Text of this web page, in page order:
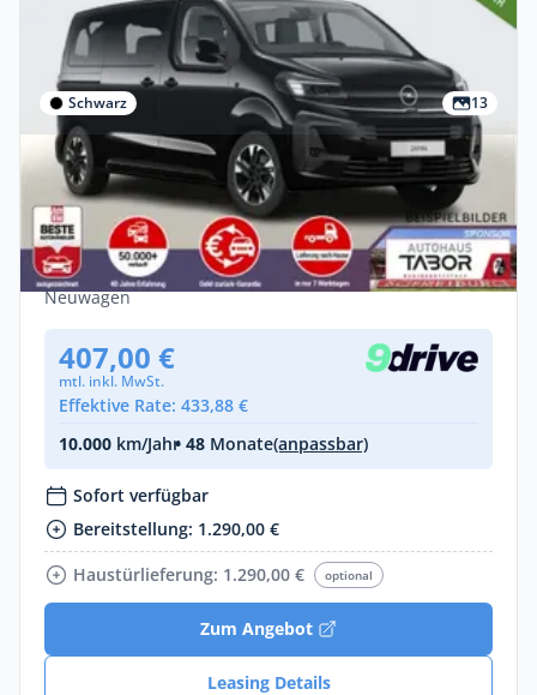
Schwarz 13
Privat
Opel Zafira 2.2 D 180 AT8 L GS Pano Nav 8-
S Massage
Diesel • Automatik •
179 PS (132 kW)
Neuwagen
407,00 €
mtl. inkl. MwSt.
Effektive Rate: 433,88 €
10.000 km/Jahr• 48 Monate(anpassbar)
Sofort verfügbar
Bereitstellung: 1.290,00 €
Haustürlieferung: 1.290,00 €
optional
Zum Angebot
Leasing Details